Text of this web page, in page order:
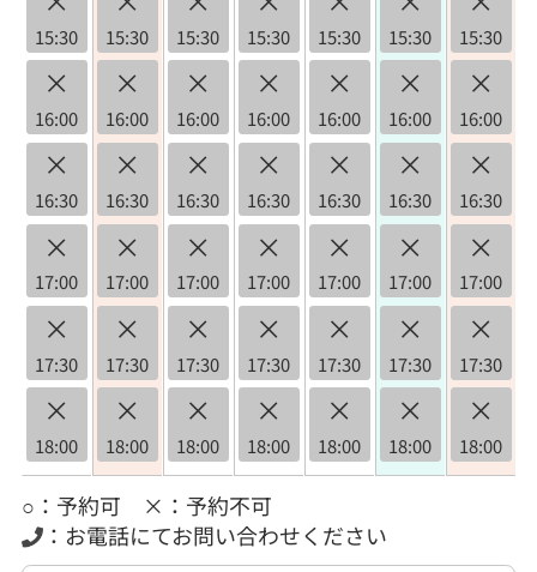
15:30
×
16:00
×
16:30
×
17:00
×
17:30
×
18:00
15:30
×
16:00
×
16:30
×
17:00
×
17:30
×
18:00
15:30
×
16:00
×
16:30
×
17:00
×
17:30
×
18:00
15:30
×
16:00
×
16:30
×
17:00
×
17:30
×
18:00
15:30
×
16:00
×
16:30
×
17:00
×
17:30
×
18:00
15:30
×
16:00
×
16:30
×
17:00
×
17:30
×
18:00
15:30
×
16:00
×
16:30
×
17:00
×
17:30
×
18:00
○：予約可 ×：予約不可
：お電話にてお問い合わせください